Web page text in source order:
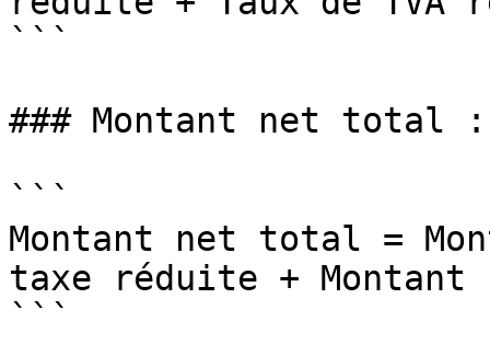
```
### Montant net total :
```
Montant net total =
taxe réduite +
```